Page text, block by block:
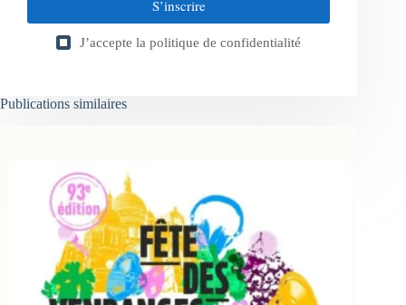
S’inscrire
J’accepte la politique de confidentialité
Publications similaires